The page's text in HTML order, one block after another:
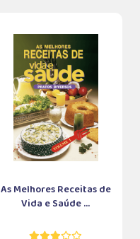
As Melhores Receitas de
Vida e Saúde ...